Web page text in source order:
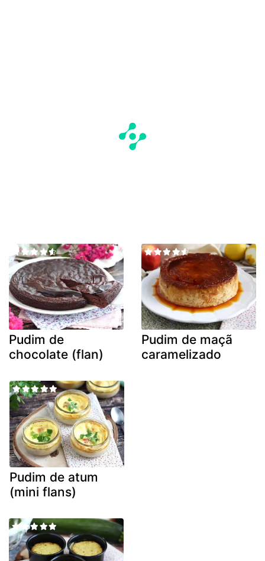
Pudim de
chocolate (flan)
Pudim de maçã
caramelizado
Pudim de atum
(mini flans)